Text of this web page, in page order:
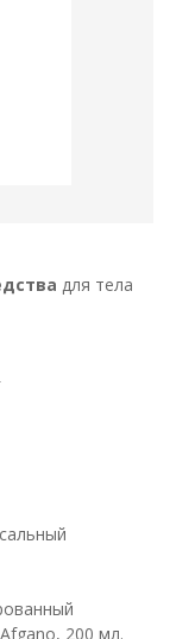
для тела
200 мл.